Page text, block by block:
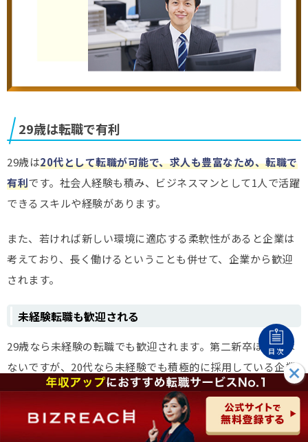
29歳は転職で有利
29歳は20代として転職が可能で、求人も豊富なため、転職で
有利です。社会人経験も積み、ビジネスマンとして1人で活躍
できるスキルや経験があります。
また、若ければ新しい環境に適応する柔軟性があると企業は
考えており、長く働けるということも併せて、企業から歓迎
されます。
未経験転職も歓迎される
29歳なら未経験の転職でも歓迎されます。第二新卒ほどでは
ないですが、20代なら未経験でも積極的に採用している企業
は十分多いです。
「他に興味のある仕事がある」「今の業務が自分に向いてい
目次